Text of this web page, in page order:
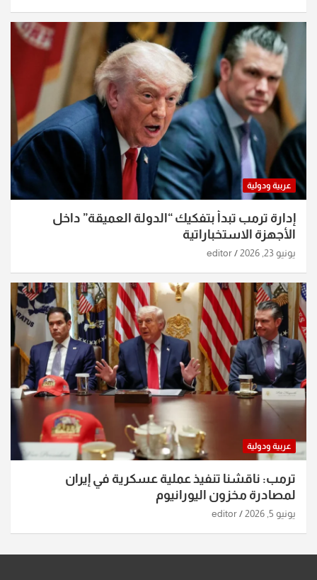
عربية ودولية
إدارة ترمب تبدأ بتفكيك “الدولة العميقة” داخل
الأجهزة الاستخباراتية
يونيو 23, 2026 editor
عربية ودولية
ترمب: ناقشنا تنفيذ عملية عسكرية في إيران
لمصادرة مخزون اليورانيوم
يونيو 5, 2026 editor